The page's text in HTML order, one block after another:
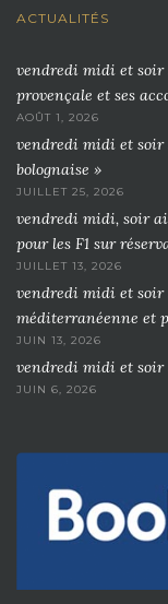
ACTUALITÉS
vendredi midi et soir
provençale et ses
AOÛT 1, 2026
vendredi midi et soir
bolognaise »
JUILLET 25, 2026
vendredi midi, soir
pour les F1 sur
JUILLET 13, 2026
vendredi midi et soir
méditerranéenne et
JUIN 13, 2026
vendredi midi et soir
JUIN 6, 2026